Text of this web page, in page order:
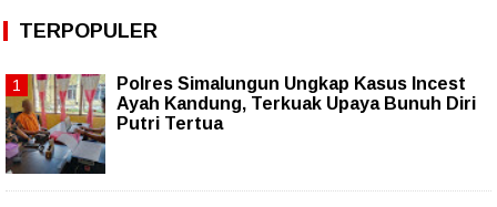
TERPOPULER
Polres Simalungun Ungkap Kasus Incest
Ayah Kandung, Terkuak Upaya Bunuh Diri
Putri Tertua